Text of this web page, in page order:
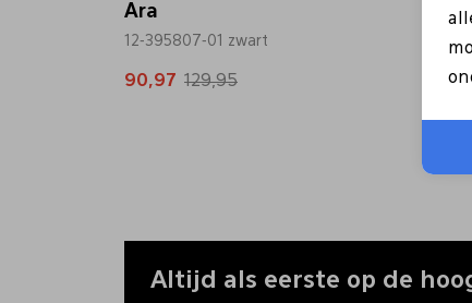
Ara
12-395807-01 zwart
90,97 129,95
Ara
12-
Altijd als eerste op de